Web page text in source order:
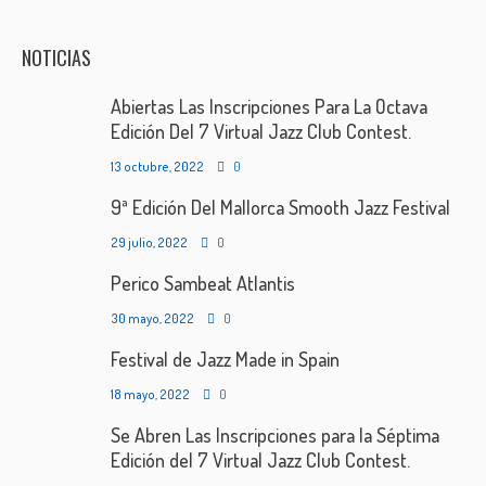
NOTICIAS
Abiertas Las Inscripciones Para La Octava
Edición Del 7 Virtual Jazz Club Contest.
13 octubre, 2022 0
9ª Edición Del Mallorca Smooth Jazz Festival
29 julio, 2022 0
Perico Sambeat Atlantis
30 mayo, 2022 0
Festival de Jazz Made in Spain
18 mayo, 2022 0
Se Abren Las Inscripciones para la Séptima
Edición del 7 Virtual Jazz Club Contest.